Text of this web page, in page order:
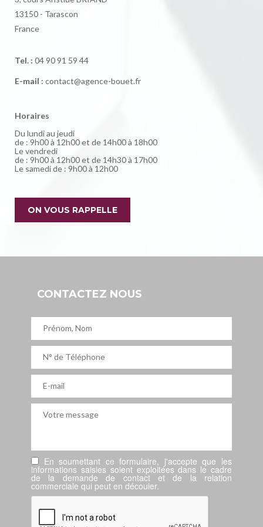
13150 - Tarascon
France
Tel. : 04 90 91 59 44
E-mail : contact@agence-bouet.fr
Horaires
Du lundi au jeudi
de : 9h00 à 12h00 et de 14h00 à 18h00
Le vendredi
de : 9h00 à 12h00 et de 14h30 à 17h00
Le samedi de : 9h00 à 12h00
ON VOUS RAPPELLE
CONTACTEZ NOUS
En soumettant ce formulaire, j'accepte que les
informations saisies soient exploitées dans le cadre
de la demande de contact et de la relation
commerciale qui peut en découler.